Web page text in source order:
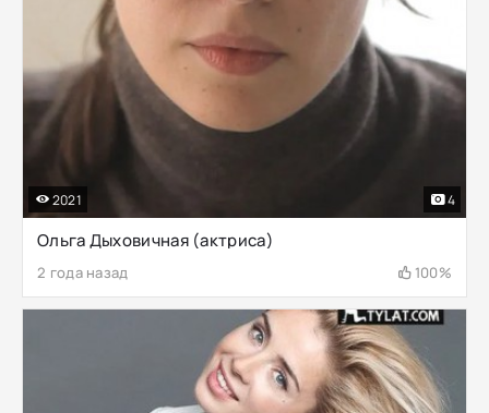
Ольга Дыховичная (актриса)
2 года назад 100%
2021 4